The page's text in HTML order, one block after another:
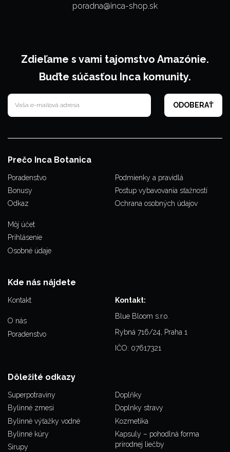
poradna@inca-shop.sk
Zdieľame s vami tajomstvo Amazónie.
Buďte súčasťou Inca komunity.
Prečo Inca Botanica
Poradenstvo
Bonusy
Odkaz
Podmienky a pravidlá
Postup vybavovania sťažností
Ochrana osobných údajov
Môj účet
Prihlásenie
Osobné údaje
Kde nás nájdete
Kontakt
O nás
Poradenstvo
Kontakt:
Blue Bloom s.r.o.
Rybná 716/24, Praha 1
IČO: 07617321
Dôležité odkazy
Superpotraviny
Bylinné zmesi
Bylinné výťažky vodné
Bylinné kúry
Sirupy
Doplňky
Doplnky stravy
Kozmetika
Kapsuly – pohodlná forma
prírodnej liečby